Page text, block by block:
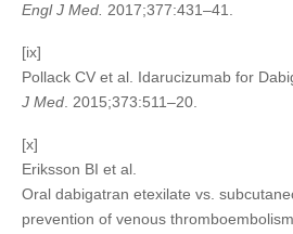
Engl J Med. 2017;377:431–41.
[ix]
Pollack CV et al. Idarucizumab for
J Med. 2015;373:511–20.
[x]
Eriksson BI et al.
Oral dabigatran etexilate vs.
prevention of venous